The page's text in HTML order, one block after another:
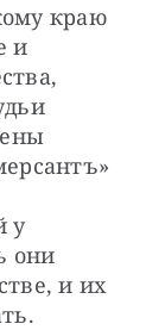
краю
и
у
они
и их